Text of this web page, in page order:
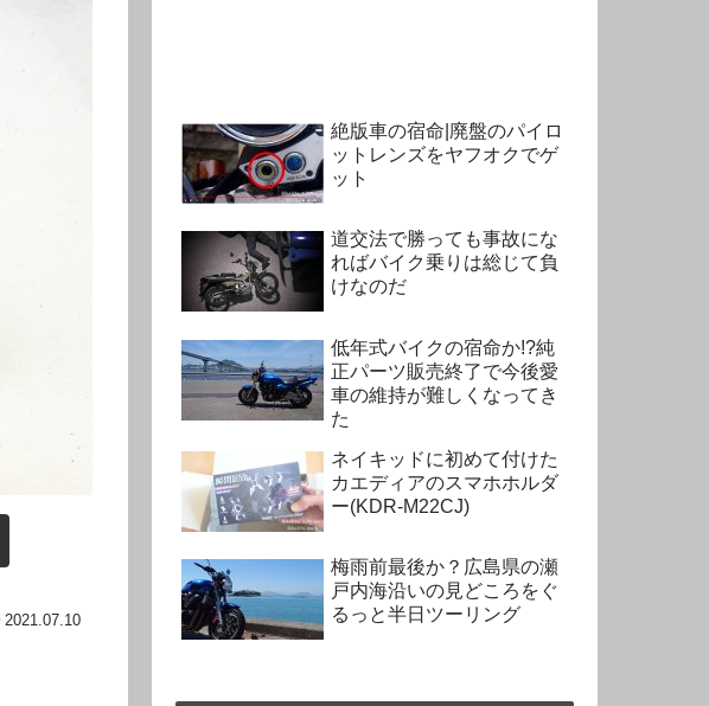
2021.07.10
絶版車の宿命|廃盤のパイロ
ットレンズをヤフオクでゲ
ット
道交法で勝っても事故にな
ればバイク乗りは総じて負
けなのだ
低年式バイクの宿命か!?純
正パーツ販売終了で今後愛
車の維持が難しくなってき
た
ネイキッドに初めて付けた
カエディアのスマホホルダ
ー(KDR-M22CJ)
梅雨前最後か？広島県の瀬
戸内海沿いの見どころをぐ
るっと半日ツーリング